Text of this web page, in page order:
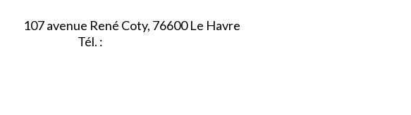
107 avenue René Coty, 76600 Le Havre
Tél. :